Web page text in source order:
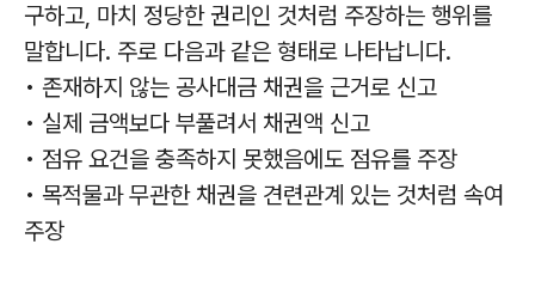
구하고, 마치 정당한 권리인 것처럼 주장하는 행위를
말합니다. 주로 다음과 같은 형태로 나타납니다.
• 존재하지 않는 공사대금 채권을 근거로 신고
• 실제 금액보다 부풀려서 채권액 신고
• 점유 요건을 충족하지 못했음에도 점유를 주장
• 목적물과 무관한 채권을 견련관계 있는 것처럼 속여
주장